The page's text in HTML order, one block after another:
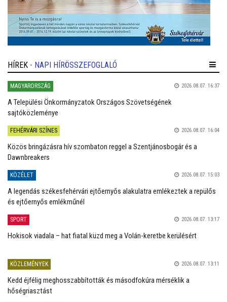
HÍREK - NAPI HÍRÖSSZEFOGLALÓ
MAGYARORSZÁG 2026.08.07. 16:37
A Települési Önkormányzatok Országos Szövetségének
sajtóközleménye
FEHÉRVÁRI SZÍNES 2026.08.07. 16:04
Közös bringázásra hív szombaton reggel a Szentjánosbogár és a
Dawnbreakers
KÖZÉLET 2026.08.07. 15:03
A legendás székesfehérvári ejtőernyős alakulatra emlékeztek a repülős
és ejtőernyős emlékműnél
SPORT 2026.08.07. 13:17
Hokisok viadala – hat fiatal küzd meg a Volán-keretbe kerülésért
KÖZLEMÉNYEK 2026.08.07. 13:11
Kedd éjfélig meghosszabbították és másodfokúra mérséklik a
hőségriasztást